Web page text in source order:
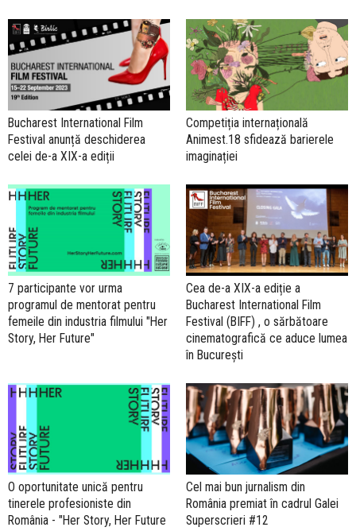
Bucharest International Film
Festival anunță deschiderea
celei de-a XIX-a ediții
Competiția internațională
Animest.18 sfidează barierele
imaginației
7 participante vor urma
programul de mentorat pentru
femeile din industria filmului "Her
Story, Her Future"
Cea de-a XIX-a ediție a
Bucharest International Film
Festival (BIFF) , o sărbătoare
cinematografică ce aduce lumea
în București
O oportunitate unică pentru
tinerele profesioniste din
România - "Her Story, Her Future
Cel mai bun jurnalism din
România premiat în cadrul Galei
Superscrieri #12